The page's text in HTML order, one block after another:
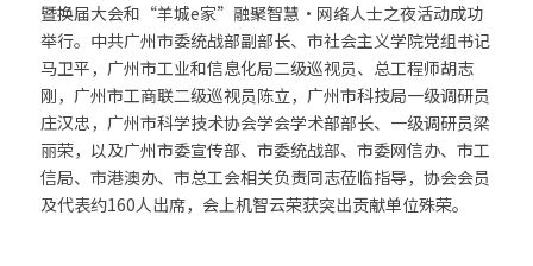
暨换届大会和“羊城e家”融聚智慧·网络人士之夜活动成功
举行。中共广州市委统战部副部长、市社会主义学院党组书记
马卫平，广州市工业和信息化局二级巡视员、总工程师胡志
刚，广州市工商联二级巡视员陈立，广州市科技局一级调研员
庄汉忠，广州市科学技术协会学会学术部部长、一级调研员梁
丽荣，以及广州市委宣传部、市委统战部、市委网信办、市工
信局、市港澳办、市总工会相关负责同志莅临指导，协会会员
及代表约160人出席，会上机智云荣获突出贡献单位殊荣。